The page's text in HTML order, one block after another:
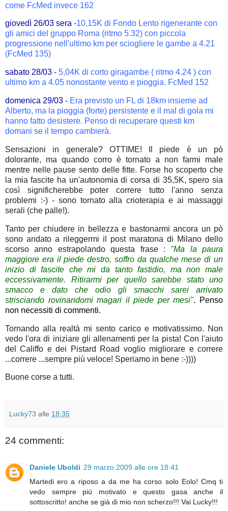
come FcMed invece 162
giovedì 26/03 sera -10,15K di Fondo Lento rigenerante con
gli amici del gruppo Roma (ritmo 5.32) con piccola
progressione nell'ultimo km per sciogliere le gambe a 4.21
(FcMed 135)
sabato 28/03 - 5,04K di corto giragambe ( ritmo 4.24 ) con
ultimo km a 4.05 nonostante vento e pioggia. FcMed 152
domenica 29/03 - Era previsto un FL di 18km insieme ad
Alberto, ma la pioggia (forte) persistente e il mal di gola mi
hanno fatto desistere. Penso di recuperare questi km
domani se il tempo cambierà.
Sensazioni in generale? OTTIME! Il piede è un pò
dolorante, ma quando corro è tornato a non farmi male
mentre nelle pause sento delle fitte. Forse ho scoperto che
la mia fascite ha un'autonomia di corsa di 35,5K, spero sia
così significherebbe poter correre tutto l'anno senza
problemi :-) - sono tornato alla crioterapia e ai massaggi
serali (che palle!).
Tanto per chiudere in bellezza e bastonarmi ancora un pò
sono andato a rileggermi il post maratona di Milano dello
scorso anno estrapolando questa frase : "Ma la paura
maggiore era il piede destro, soffro da qualche mese di un
inizio di fascite che mi da tanto fastidio, ma non male
eccessivamente. Ritirarmi per quello sarebbe stato uno
smacco e dato che odio gli smacchi sarei arrivato
strisciando rovinandomi magari il piede per mesi".
Penso
non necessiti di commenti.
Tornando alla realtà mi sento carico e motivatissimo. Non
vedo l'ora di iniziare gli allenamenti per la pista! Con l'aiuto
del Califfo e dei Pistard Road voglio migliorare e correre
...correre ...sempre più veloce! Speriamo in bene :-))))
Buone corse a tutti.
Lucky73 alle 18:35
24 commenti:
Daniele Uboldi 29 marzo 2009 alle ore 18:41
Martedi ero a riposo a da me ha corso solo Eolo! Cmq ti
vedo sempre più motivato e questo gasa anche il
sottoscritto! anche se già di mio non scherzo!!! Vai Lucky!!!